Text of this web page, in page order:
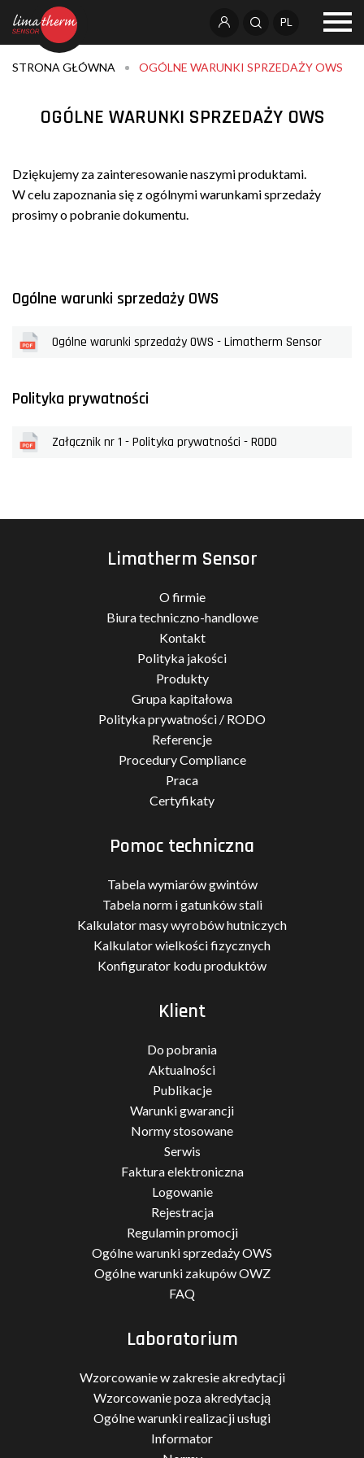
PL
STRONA GŁÓWNA OGÓLNE WARUNKI SPRZEDAŻY OWS
OGÓLNE WARUNKI SPRZEDAŻY OWS
Dziękujemy za zainteresowanie naszymi produktami.
W celu zapoznania się z ogólnymi warunkami sprzedaży
prosimy o pobranie dokumentu.
Ogólne warunki sprzedaży OWS
Ogólne warunki sprzedaży OWS - Limatherm Sensor
Polityka prywatności
Załącznik nr 1 - Polityka prywatności - RODO
Limatherm Sensor
O firmie
Biura techniczno-handlowe
Kontakt
Polityka jakości
Produkty
Grupa kapitałowa
Polityka prywatności / RODO
Referencje
Procedury Compliance
Praca
Certyfikaty
Pomoc techniczna
Tabela wymiarów gwintów
Tabela norm i gatunków stali
Kalkulator masy wyrobów hutniczych
Kalkulator wielkości fizycznych
Konfigurator kodu produktów
Klient
Do pobrania
Aktualności
Publikacje
Warunki gwarancji
Normy stosowane
Serwis
Faktura elektroniczna
Logowanie
Rejestracja
Regulamin promocji
Ogólne warunki sprzedaży OWS
Ogólne warunki zakupów OWZ
FAQ
Laboratorium
Wzorcowanie w zakresie akredytacji
Wzorcowanie poza akredytacją
Ogólne warunki realizacji usługi
Informator